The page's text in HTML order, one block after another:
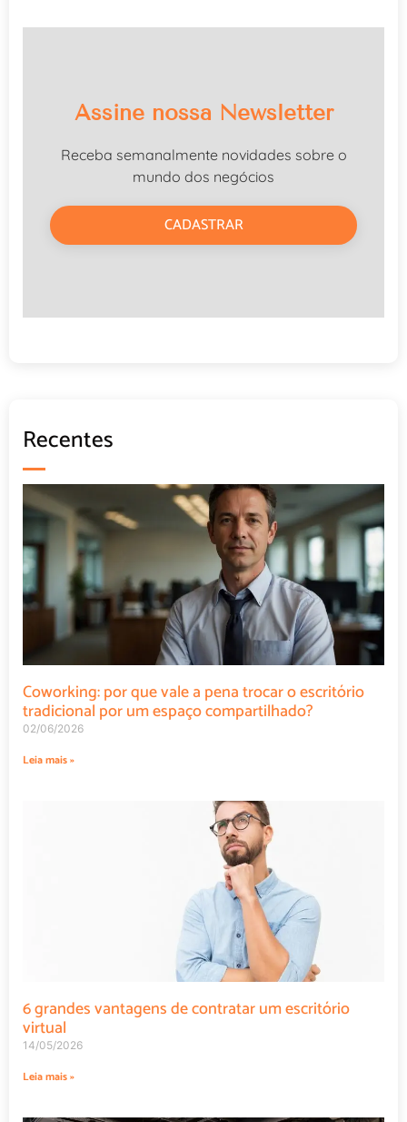
Assine nossa Newsletter
Receba semanalmente novidades sobre o
mundo dos negócios
CADASTRAR
Recentes
Coworking: por que vale a pena trocar o escritório
tradicional por um espaço compartilhado?
02/06/2026
Leia mais »
6 grandes vantagens de contratar um escritório
virtual
14/05/2026
Leia mais »